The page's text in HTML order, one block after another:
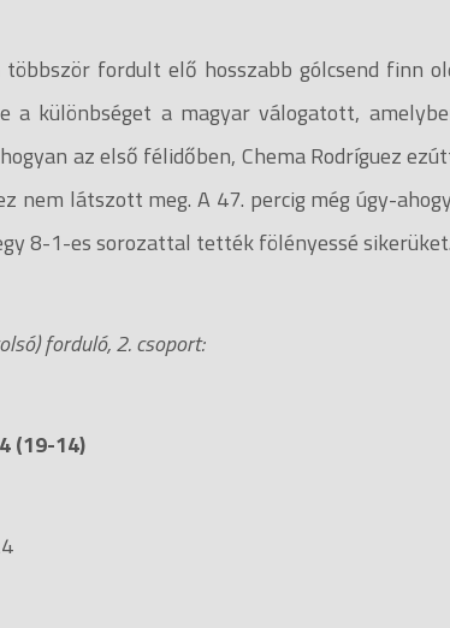
fordult elő hosszabb gólcsend finn
különbséget a magyar válogatott,
az első félidőben, Chema Rodríguez
nem látszott meg. A 47. percig még úgy-
8-1-es sorozattal tették fölényessé sikerüket.
forduló, 2. csoport:
(19-14)